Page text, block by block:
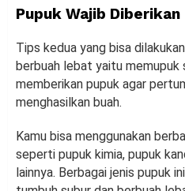
Pupuk Wajib Diberikan
Tips kedua yang bisa
berbuah lebat yaitu
memberikan pupuk agar
menghasilkan buah.
Kamu bisa menggunakan
seperti pupuk kimia, pupuk
lainnya. Berbagai jenis pupuk